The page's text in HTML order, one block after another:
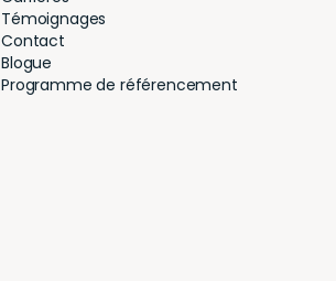
Témoignages
Contact
Blogue
Programme de référencement